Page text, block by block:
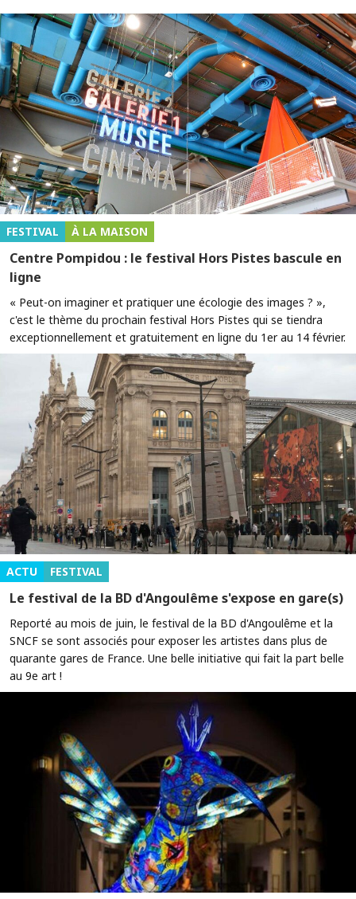
FESTIVAL À LA MAISON
Centre Pompidou : le festival Hors Pistes bascule en
ligne
« Peut-on imaginer et pratiquer une écologie des images ? »,
c'est le thème du prochain festival Hors Pistes qui se tiendra
exceptionnellement et gratuitement en ligne du 1er au 14 février.
ACTU FESTIVAL
Le festival de la BD d'Angoulême s'expose en gare(s)
Reporté au mois de juin, le festival de la BD d'Angoulême et la
SNCF se sont associés pour exposer les artistes dans plus de
quarante gares de France. Une belle initiative qui fait la part belle
au 9e art !